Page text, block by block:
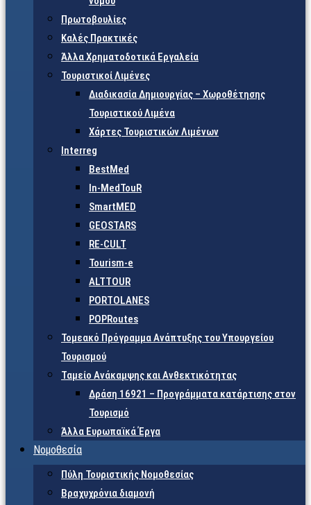
Πρωτοβουλίες
Καλές Πρακτικές
Άλλα Χρηματοδοτικά Εργαλεία
Τουριστικοί Λιμένες
Διαδικασία Δημιουργίας – Χωροθέτησης
Τουριστικού Λιμένα
Χάρτες Τουριστικών Λιμένων
Interreg
BestMed
In-MedTouR
SmartMED
GEOSTARS
RE-CULT
Tourism-e
ALTTOUR
PORTOLANES
POPRoutes
Τομεακό Πρόγραμμα Ανάπτυξης του Υπουργείου
Τουρισμού
Ταμείο Ανάκαμψης και Ανθεκτικότητας
Δράση 16921 – Προγράμματα κατάρτισης στον
Τουρισμό
Άλλα Ευρωπαϊκά Έργα
Νομοθεσία
Πύλη Τουριστικής Νομοθεσίας
Βραχυχρόνια διαμονή